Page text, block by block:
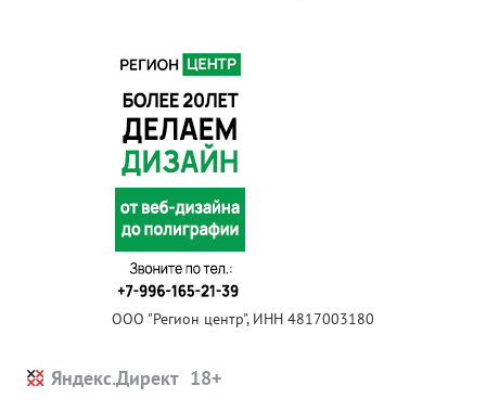
ООО "Регион центр", ИНН 4817003180
Яндекс.Директ